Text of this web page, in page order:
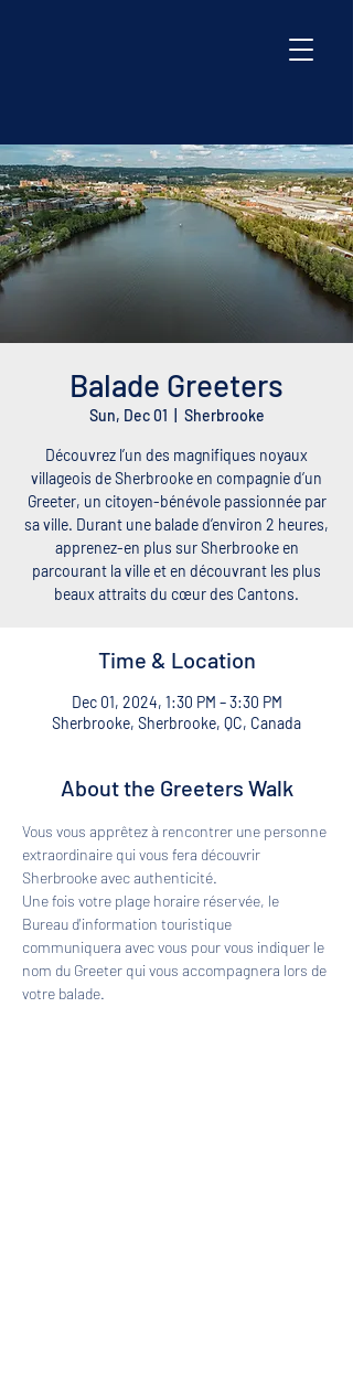
Balade Greeters
Sun, Dec 01 Sherbrooke
Découvrez l’un des magnifiques noyaux
villageois de Sherbrooke en compagnie d’un
Greeter, un citoyen-bénévole passionnée par
sa ville. Durant une balade d’environ 2 heures,
apprenez-en plus sur Sherbrooke en
parcourant la ville et en découvrant les plus
beaux attraits du cœur des Cantons.
Time & Location
Dec 01, 2024, 1:30 PM – 3:30 PM
Sherbrooke, Sherbrooke, QC, Canada
About the Greeters Walk
Vous vous apprêtez à rencontrer une personne
extraordinaire qui vous fera découvrir
Sherbrooke avec authenticité.
Une fois votre plage horaire réservée, le
Bureau d'information touristique
communiquera avec vous pour vous indiquer le
nom du Greeter qui vous accompagnera lors de
votre balade.